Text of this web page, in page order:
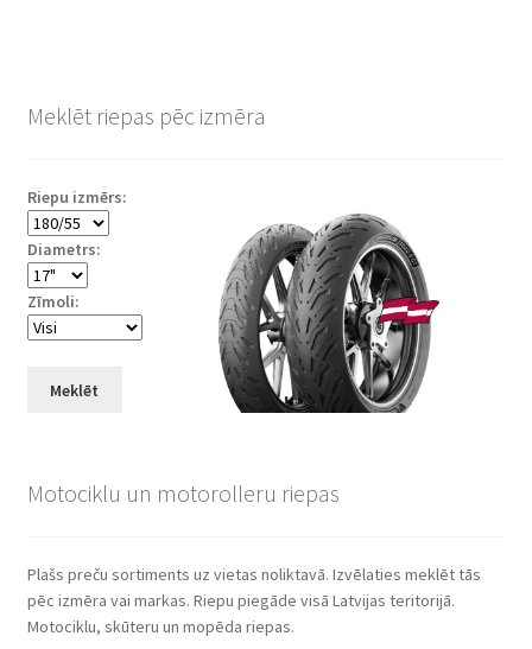
Meklēt riepas pēc izmēra
Riepu izmērs:
Diametrs:
Zīmoli:
Meklēt
Motociklu un motorolleru riepas
Plašs preču sortiments uz vietas noliktavā. Izvēlaties meklēt tās
pēc izmēra vai markas. Riepu piegāde visā Latvijas teritorijā.
Motociklu, skūteru un mopēda riepas.